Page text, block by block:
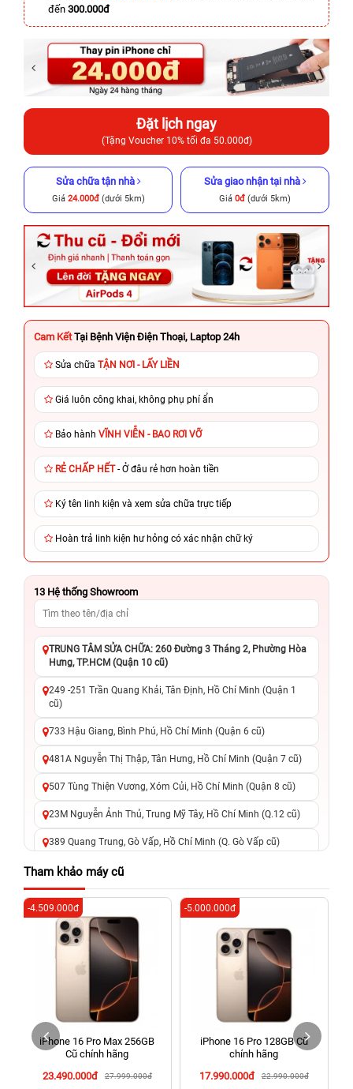
đến 300.000đ
Đặt lịch ngay
(Tặng Voucher 10% tối đa 50.000đ)
Sửa chữa tận nhà
Giá 24.000đ(dưới 5km)
Sửa giao nhận tại nhà
Giá 0đ (dưới 5km)
Cam Kết Tại Bệnh Viện Điện Thoại, Laptop 24h
Sửa chữa TẬN NƠI - LẤY LIỀN
Giá luôn công khai, không phụ phí ẩn
Bảo hành VĨNH VIỄN - BAO RƠI VỠ
RẺ CHẤP HẾT- Ở đâu rẻ hơn hoàn tiền
Ký tên linh kiện và xem sửa chữa trực tiếp
Hoàn trả linh kiện hư hỏng có xác nhận chữ ký
13 Hệ thống Showroom
TRUNG TÂM SỬA CHỮA: 260 Đường 3 Tháng 2, Phường Hòa
Hưng, TP.HCM (Quận 10 cũ)
249 -251 Trần Quang Khải, Tân Định, Hồ Chí Minh (Quận 1
cũ)
733 Hậu Giang, Bình Phú, Hồ Chí Minh (Quận 6 cũ)
481A Nguyễn Thị Thập, Tân Hưng, Hồ Chí Minh (Quận 7 cũ)
507 Tùng Thiện Vương, Xóm Củi, Hồ Chí Minh (Quận 8 cũ)
23M Nguyễn Ảnh Thủ, Trung Mỹ Tây, Hồ Chí Minh (Q.12 cũ)
389 Quang Trung, Gò Vấp, Hồ Chí Minh (Q. Gò Vấp cũ)
625 - 625A Âu Cơ, Tân Phú, Hồ Chí Minh (Quận Tân Phú cũ)
326 Lê Văn Việt, Tăng Nhơn Phú, Hồ Chí Minh (Q.9 TP. Thủ
Đức cũ)
256 Võ Văn Ngân, Thủ Đức, Hồ Chí Minh (Bình Thọ, TP. Thủ
70 Nguyễn An Ninh, Dĩ An, Hồ Chí Minh (Bình Dương Cũ)
24h Vũng Tàu: 162A Ba Cu, Vũng Tàu, Hồ Chí Minh (TP. Vũng
Tàu cũ)
198 Hoàng Văn Thụ, Tân Sơn Nhất, Hồ Chí Minh (Tân Bình
Tham khảo máy cũ
iPhone 16 Pro Max 256GB
Cũ chính hãng
23.490.000đ
27.999.000đ
-4.509.000đ
iPhone 16 Pro 128GB Cũ
chính hãng
17.990.000đ
22.990.000đ
-5.000.000đ